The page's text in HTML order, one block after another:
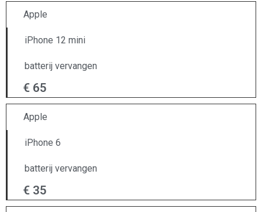
Apple
iPhone 12 mini
batterij vervangen
€ 65
Apple
iPhone 6
batterij vervangen
€ 35